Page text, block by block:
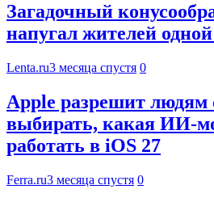
Загадочный
напугал жителей
Lenta.ru3 месяца спустя 0
Apple разрешит людям
выбирать, какая ИИ-
работать в iOS 27
Ferra.ru3 месяца спустя 0